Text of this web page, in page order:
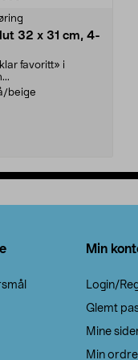
32 x 31 cm, 4-
favoritt» i
beige
Min
Login/
Glemt
Mine
Min